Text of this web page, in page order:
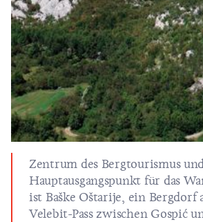
Zentrum des Bergtourismus
Hauptausgangspunkt für das
ist Baške Oštarije, ein Bergdorf
Velebit-Pass zwischen Gospić